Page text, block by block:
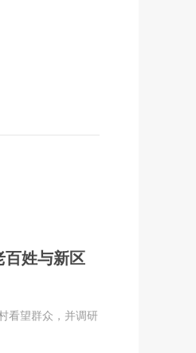
百姓与新区
看望群众，并调研